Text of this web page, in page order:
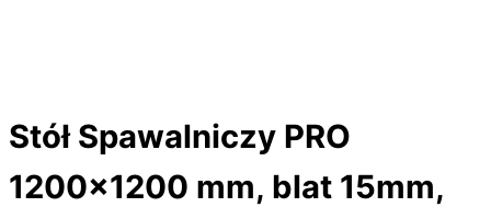
Stół Spawalniczy PRO
1200×1200 mm, blat 15mm,